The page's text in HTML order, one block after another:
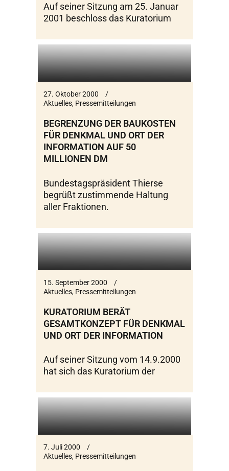
Auf seiner Sitzung am 25. Januar
2001 beschloss das Kuratorium
27. Oktober 2000
Aktuelles, Pressemitteilungen
BEGRENZUNG DER BAUKOSTEN
FÜR DENKMAL UND ORT DER
INFORMATION AUF 50
MILLIONEN DM
Bundestagspräsident Thierse
begrüßt zustimmende Haltung
aller Fraktionen.
15. September 2000
Aktuelles, Pressemitteilungen
KURATORIUM BERÄT
GESAMTKONZEPT FÜR DENKMAL
UND ORT DER INFORMATION
Auf seiner Sitzung vom 14.9.2000
hat sich das Kuratorium der
7. Juli 2000
Aktuelles, Pressemitteilungen